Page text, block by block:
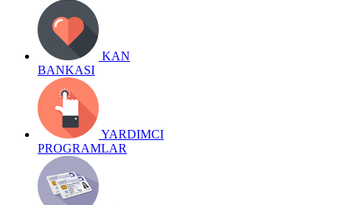
KAN
BANKASI
YARDIMCI
PROGRAMLAR